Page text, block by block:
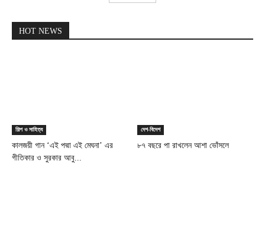
HOT NEWS
শিল্প ও সাহিত্য
কালজয়ী গান ‘এই পদ্মা এই মেঘনা’ এর
গীতিকার ও সুরকার আবু...
দেশ-বিদেশ
৮৭ বছরে পা রাখলেন আশা ভোঁসলে